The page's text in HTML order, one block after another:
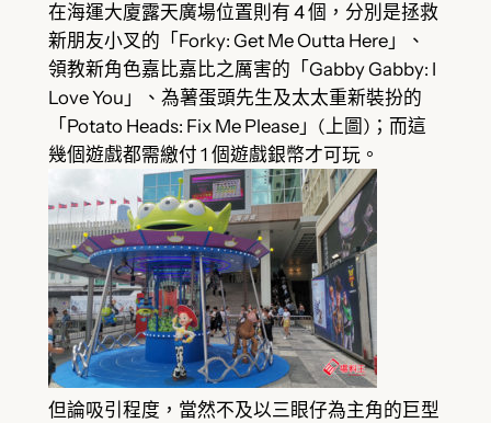
在海運大廈露天廣場位置則有 4 個，分別是拯救
新朋友小叉的「Forky: Get Me Outta Here」、
領教新角色嘉比嘉比之厲害的「Gabby Gabby: I
Love You」、為薯蛋頭先生及太太重新裝扮的
「Potato Heads: Fix Me Please」(上圖)；而這
幾個遊戲都需繳付 1 個遊戲銀幣才可玩。
但論吸引程度，當然不及以三眼仔為主角的巨型